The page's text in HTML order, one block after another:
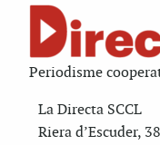
Periodisme
La Directa SCCL
Riera d’Escuder,